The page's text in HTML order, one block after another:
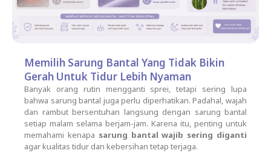
Memilih Sarung Bantal Yang Tidak Bikin
Gerah Untuk Tidur Lebih Nyaman
Banyak orang rutin mengganti sprei, tetapi sering lupa
bahwa sarung bantal juga perlu diperhatikan. Padahal, wajah
dan rambut bersentuhan langsung dengan sarung bantal
setiap malam selama berjam-jam. Karena itu, penting untuk
memahami kenapa sarung bantal wajib sering diganti
agar kualitas tidur dan kebersihan tetap terjaga.